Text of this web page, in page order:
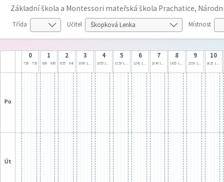
Základní škola a Montessori mateřská škola Prachatice,
Třída Učitel Místnost
0
7:05 7:50
1
8:00 8:45
2
8:55 9:40
3
10:00 10:45
4
10:55 11:40
5
11:50 12:35
6
12:45 13:30
7
13:40 14:25
8
14:35 15:20
9
15:30 16:15
10
16:25 17:10
po
út